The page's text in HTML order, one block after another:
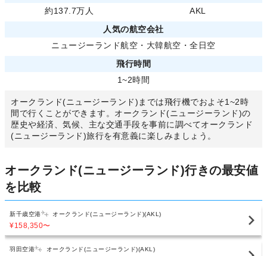
約137.7万人
AKL
人気の航空会社
ニュージーランド航空 ・ 大韓航空 ・全日空
飛行時間
1~2時間
オークランド(ニュージーランド)までは飛行機でおよそ1~2時
間で行くことができます。オークランド(ニュージーランド)の
歴史や経済、気候、主な交通手段を事前に調べてオークランド
(ニュージーランド)旅行を有意義に楽しみましょう。
オークランド(ニュージーランド)行きの最安値
を比較
新千歳空港 オークランド(ニュージーランド)(AKL)
¥158,350〜
羽田空港 オークランド(ニュージーランド)(AKL)